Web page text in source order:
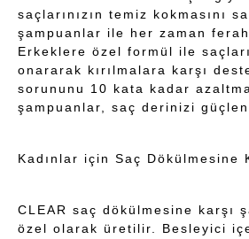
saçlarınızın temiz kokmasını
şampuanlar ile her zaman
Erkeklere özel formül ile
onararak kırılmalara karşı
sorununu 10 kata kadar
şampuanlar, saç derinizi
Kadınlar için Saç Dökülmesine
CLEAR saç dökülmesine karşı
özel olarak üretilir. Besleyici